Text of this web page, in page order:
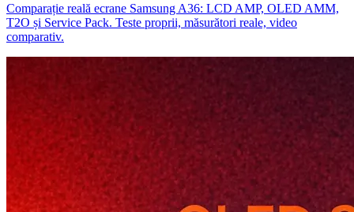
Comparație reală ecrane Samsung A36: LCD AMP, OLED AMM,
T2O și Service Pack. Teste proprii, măsurători reale, video
comparativ.